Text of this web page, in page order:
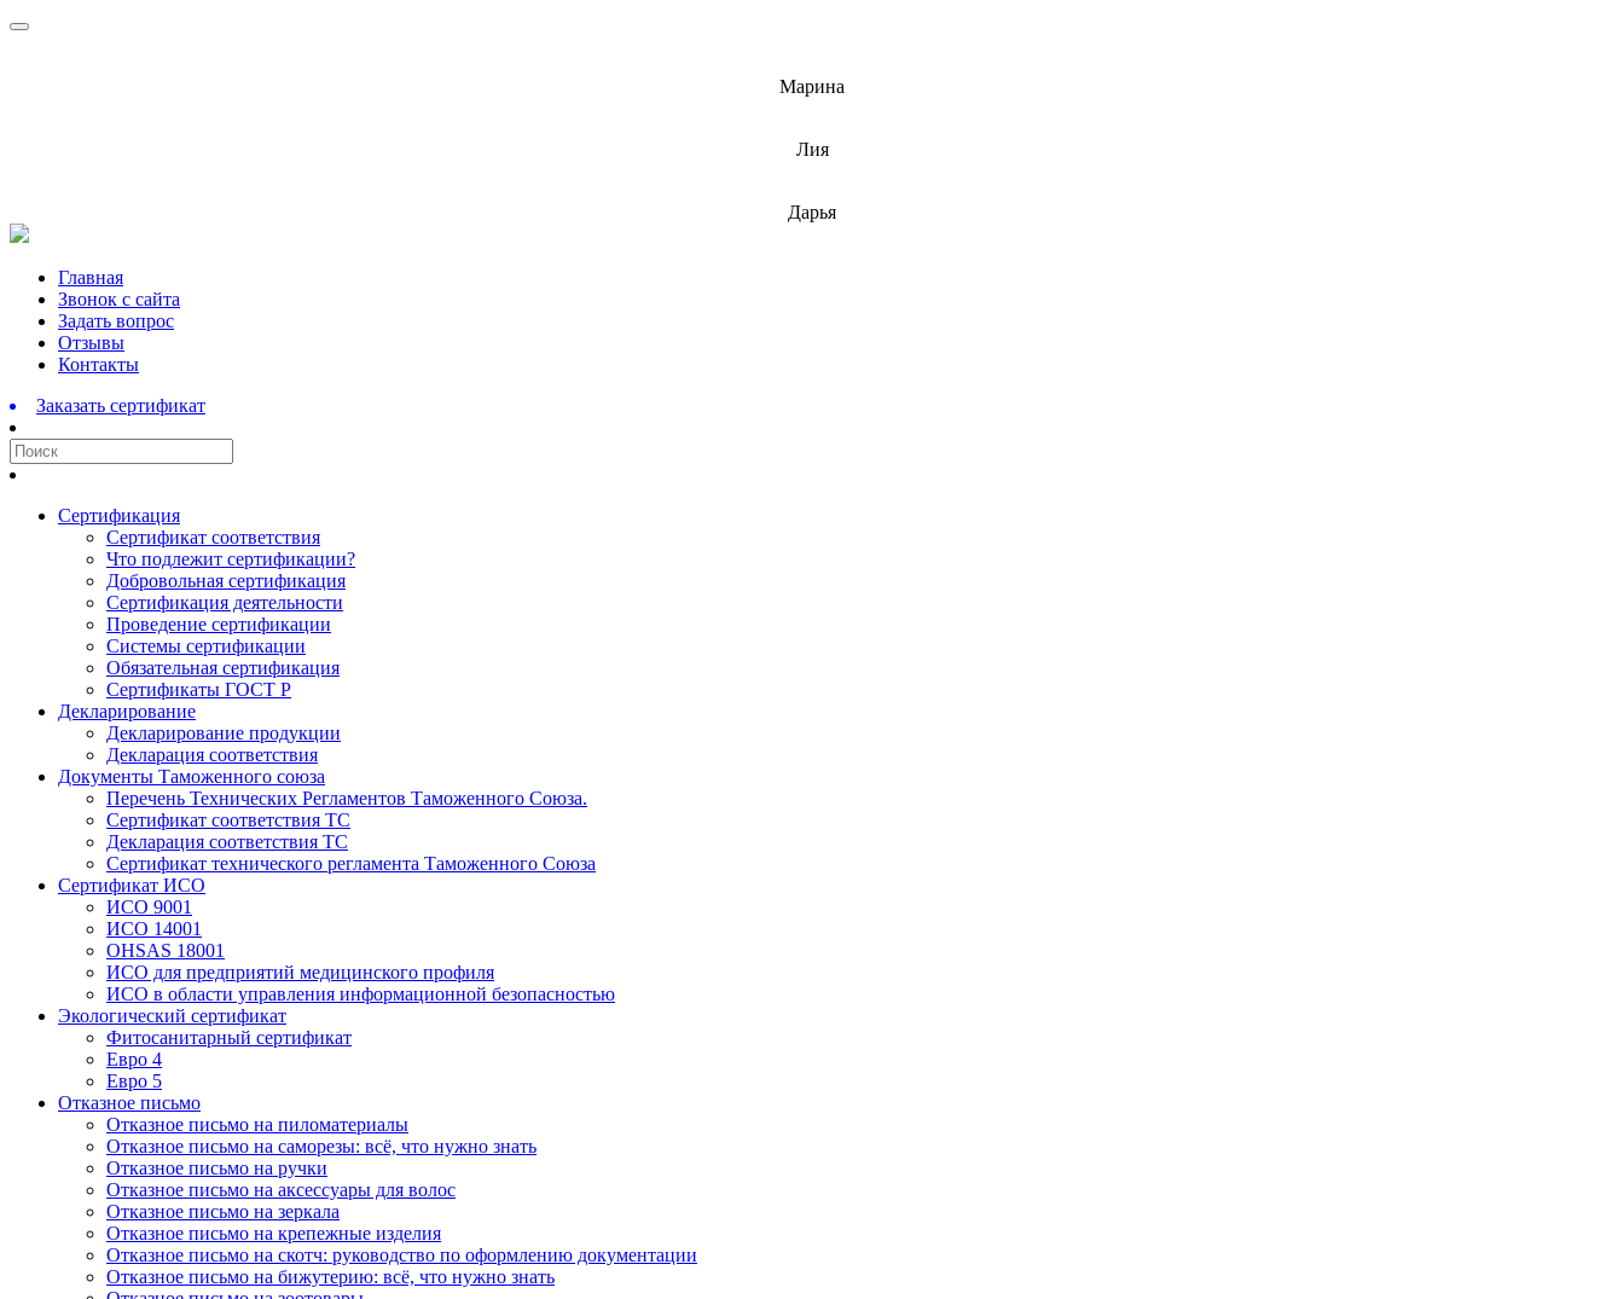
Марина
Лия
Дарья
Перейти
содержимому
Главная
Звонок с сайта
Задать вопрос
Отзывы
Контакты
Заказать сертификат
Сертификация
Сертификат соответствия
Что подлежит сертификации?
Добровольная сертификация
Сертификация деятельности
Проведение сертификации
Системы сертификации
Обязательная сертификация
Сертификаты ГОСТ Р
Декларирование
Декларирование продукции
Декларация соответствия
Документы Таможенного союза
Перечень Технических Регламентов Таможенного Союза.
Сертификат соответствия ТС
Декларация соответствия ТС
Сертификат технического регламента Таможенного Союза
Сертификат ИСО
ИСО 9001
ИСО 14001
OHSAS 18001
ИСО для предприятий медицинского профиля
ИСО в области управления информационной безопасностью
Экологический сертификат
Фитосанитарный сертификат
Евро 4
Евро 5
Отказное письмо
Отказное письмо на пиломатериалы
Отказное письмо на саморезы: всё, что нужно знать
Отказное письмо на ручки
Отказное письмо на аксессуары для волос
Отказное письмо на зеркала
Отказное письмо на крепежные изделия
Отказное письмо на скотч: руководство по оформлению документации
Отказное письмо на бижутерию: всё, что нужно знать